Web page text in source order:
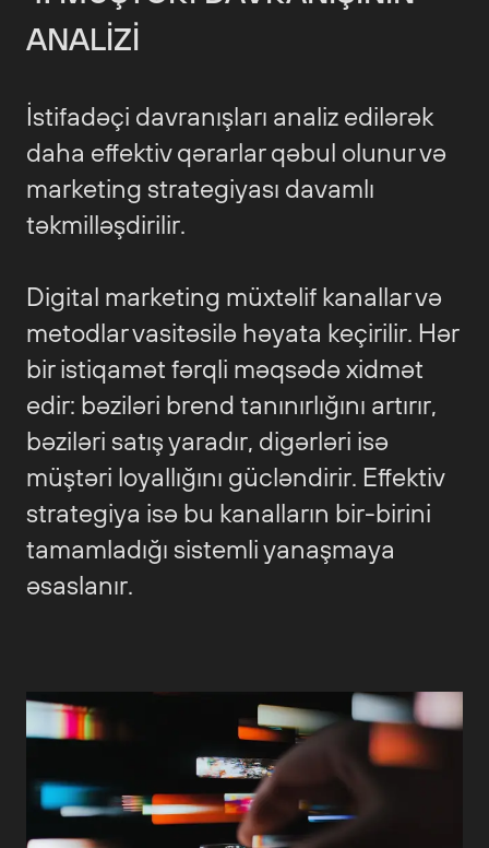
ANALIZI
İstifadəçi davranışları analiz edilərək
daha effektiv qərarlar qəbul olunur və
marketing strategiyası davamlı
təkmilləşdirilir.
Digital marketing müxtəlif kanallar və
metodlar vasitəsilə həyata keçirilir. Hər
bir istiqamət fərqli məqsədə xidmət
edir: bəziləri brend tanınırlığını artırır,
bəziləri satış yaradır, digərləri isə
müştəri loyallığını gücləndirir. Effektiv
strategiya isə bu kanalların bir-birini
tamamladığı sistemli yanaşmaya
əsaslanır.